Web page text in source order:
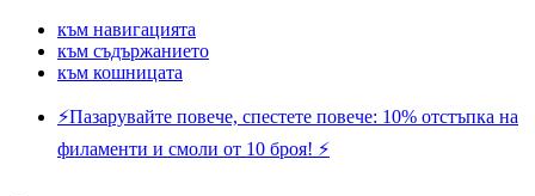
към навигацията
към съдържанието
към кошницата
⚡️Пазарувайте повече, спестете повече: 10% отстъпка на
филаменти и смоли от 10 броя! ⚡️